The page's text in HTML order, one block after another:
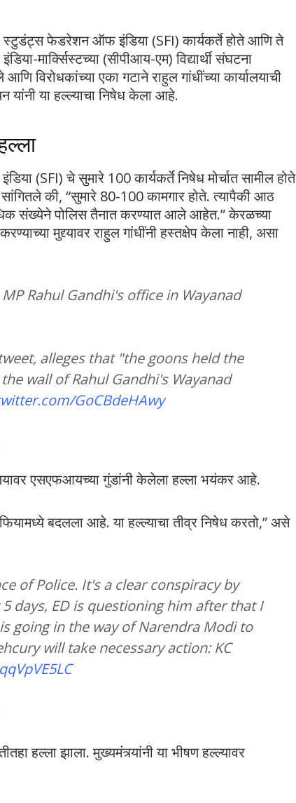
स्टुडंट्स फेडरेशन ऑफ इंडिया (SFI) कार्यकर्ते होते आणि ते
मार्क्सिस्टच्या (सीपीआय-एम) विद्यार्थी संघटना
विरोधकांच्या एका गटाने राहुल गांधींच्या कार्यालयाची
यांनी या हल्ल्याचा निषेध केला आहे.
(SFI) चे सुमारे 100 कार्यकर्ते निषेध मोर्चात सामील होते
की, “सुमारे 80-100 कामगार होते. त्यापैकी आठ
संख्येने पोलिस तैनात करण्यात आले आहेत.” केरळच्या
मुद्द्यावर राहुल गांधींनी हस्तक्षेप केला नाही, असा
Rahul Gandhi's office in Wayanad
alleges that "the goons held the
wall of Rahul Gandhi's Wayanad
GoCBdeHAwy
एसएफआयच्या गुंडांनी केलेला हल्ला भयंकर आहे.
बदलला आहे. या हल्ल्याचा तीव्र निषेध करतो,” असे
of Police. It's a clear conspiracy by
days, ED is questioning him after that I
going in the way of Narendra Modi to
will take necessary action: KC
हल्ला झाला. मुख्यमंत्र्यांनी या भीषण हल्ल्यावर